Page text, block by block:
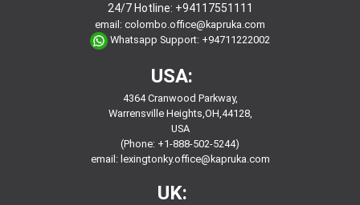
24/7 Hotline: +94117551111
email: colombo.office@kapruka.com
Whatsapp Support: +94711222002
USA:
4364 Cranwood Parkway,
Warrensville Heights,OH,44128,
USA
(Phone: +1-888-502-5244)
email: lexingtonky.office@kapruka.com
UK: